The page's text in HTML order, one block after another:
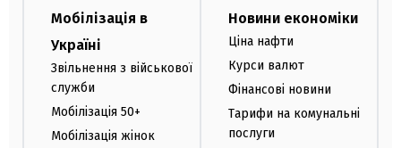
Мобілізація в
Україні
Звільнення з військової
служби
Мобілізація 50+
Мобілізація жінок
Новини економіки
Ціна нафти
Курси валют
Фінансові новини
Тарифи на комунальні
послуги